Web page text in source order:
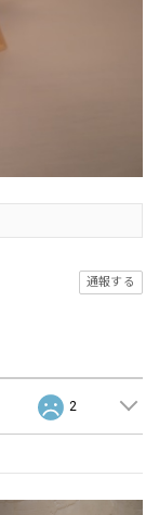
通報する
2